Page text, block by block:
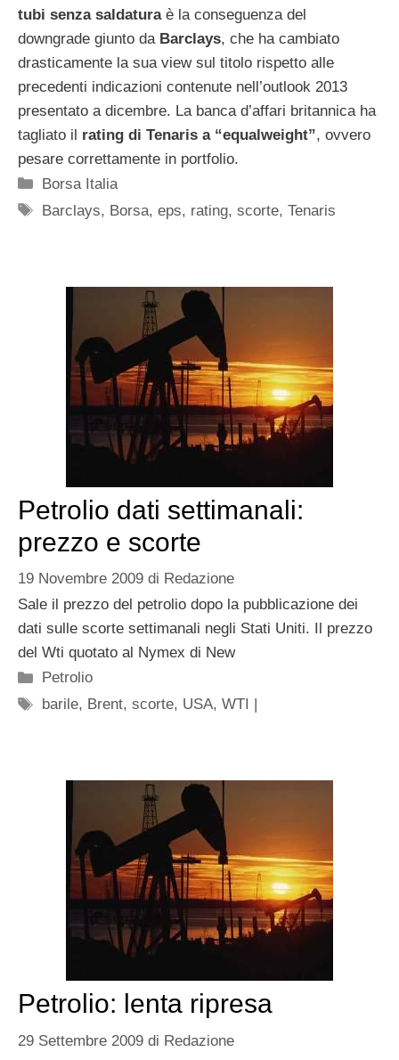
tubi senza saldatura è la conseguenza del
downgrade giunto da Barclays, che ha cambiato
drasticamente la sua view sul titolo rispetto alle
precedenti indicazioni contenute nell’outlook 2013
presentato a dicembre. La banca d’affari britannica ha
tagliato il rating di Tenaris a “equalweight”, ovvero
pesare correttamente in portfolio.
Categorie
Borsa Italia
Tag
Barclays, Borsa,eps, rating,scorte,Tenaris
Petrolio dati settimanali:
prezzo e scorte
19 Novembre 2009 di Redazione
Sale il prezzo del petrolio dopo la pubblicazione dei
dati sulle scorte settimanali negli Stati Uniti. Il prezzo
del Wti quotato al Nymex di New
Categorie
Petrolio
Tag
barile, Brent,scorte, USA,WTI |
Petrolio: lenta ripresa
29 Settembre 2009 di Redazione